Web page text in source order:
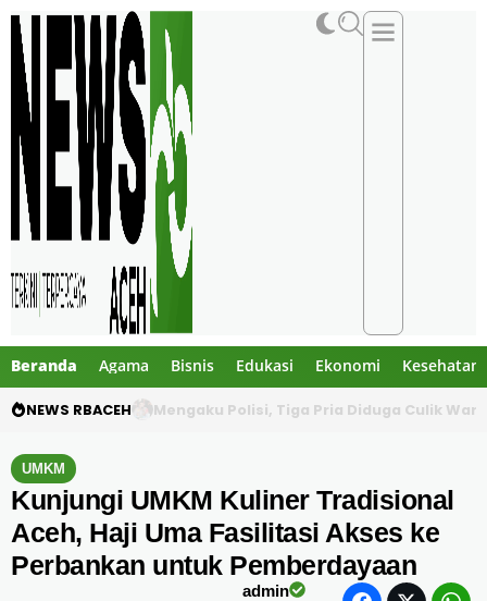
Beranda Agama Bisnis Edukasi Ekonomi Kesehatan
NEWS RBACEH Utang Rp124 Juta Berujung Dugaan
UMKM
Kunjungi UMKM Kuliner Tradisional
Aceh, Haji Uma Fasilitasi Akses ke
Perbankan untuk Pemberdayaan
admin